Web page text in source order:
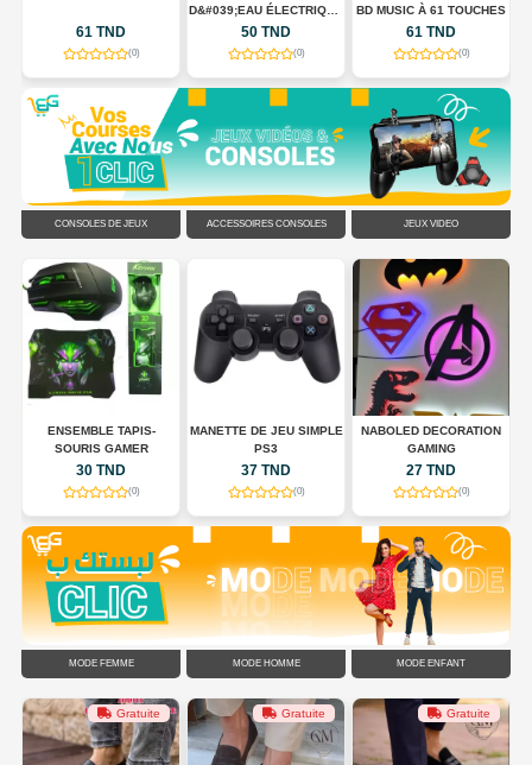
61 TND
(0)
D&#039;EAU ÉLECTRIQUE
PORTABLE USB
RECHARGEABLE
50 TND
(0)
BD MUSIC À 61 TOUCHES
61 TND
(0)
CONSOLES DE JEUX ACCESSOIRES CONSOLES JEUX VIDÉO
ENSEMBLE TAPIS-
SOURIS GAMER
30 TND
(0)
MANETTE DE JEU SIMPLE
PS3
37 TND
(0)
NABOLED DECORATION
GAMING
27 TND
(0)
MODE FEMME MODE HOMME MODE ENFANT
Gratuite Gratuite Gratuite